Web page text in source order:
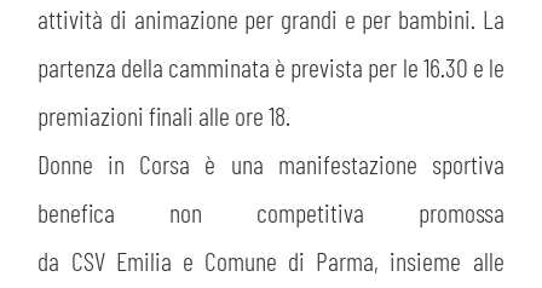
attività di animazione per grandi e per bambini. La
partenza della camminata è prevista per le 16.30 e le
premiazioni finali alle ore 18.
Donne in Corsa è una manifestazione sportiva
benefica non competitiva promossa
da CSV Emilia e Comune di Parma, insieme alle